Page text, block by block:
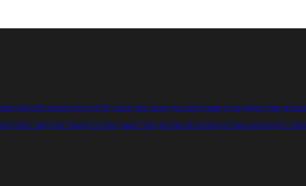
אפייה מוקפץ עוגיות פסטה מתכוני עוף מתכוני בשר מתכוני ילדים מרקים מתכונים ללא גלוטן
וידאו מתכונים עשירים מתכונים לפי מצרכים אוכל דיאטטי אוכל בריא מאכלי עדות ספרי בישול